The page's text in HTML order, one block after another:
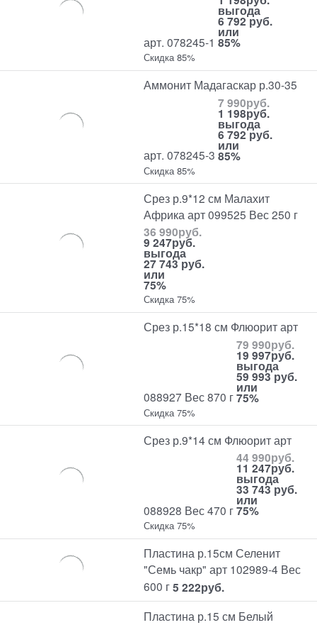
арт. 078245-1
выгода
6 792 руб.
или
85%
Скидка 85%
Аммонит Мадагаскар р.30-35
арт. 078245-3
7 990руб.
1 198руб.
выгода
6 792 руб.
или
85%
Скидка 85%
Срез р.9*12 см Малахит
Африка арт 099525 Вес 250 г
36 990руб.
9 247руб.
выгода
27 743 руб.
или
75%
Скидка 75%
Срез р.15*18 см Флюорит арт
088927 Вес 870 г
79 990руб.
19 997руб.
выгода
59 993 руб.
или
75%
Скидка 75%
Срез р.9*14 см Флюорит арт
088928 Вес 470 г
44 990руб.
11 247руб.
выгода
33 743 руб.
или
75%
Скидка 75%
Пластина р.15см Селенит
"Семь чакр" арт 102989-4 Вес
600 г5 222руб.
Пластина р.15 см Белый